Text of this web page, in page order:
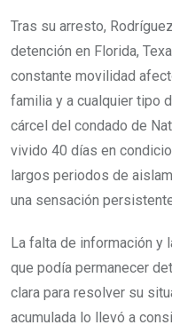
Tras su arresto,
detención en Florida,
constante movilidad
familia y a cualquier tipo
cárcel del condado de
vivido 40 días en
largos periodos de
una sensación
La falta de información y
que podía permanecer
clara para resolver su
acumulada lo llevó a